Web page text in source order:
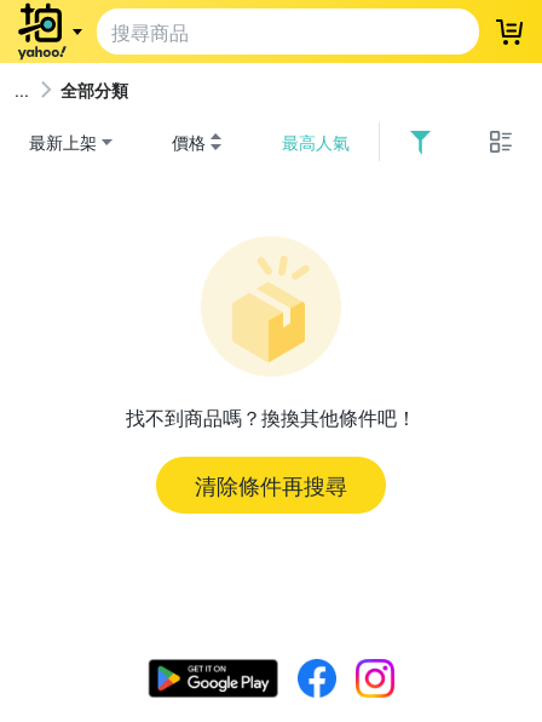
登
全部分類
最新上架 價格 最高人氣
找不到商品嗎？換換其他條件吧！
清除條件再搜尋